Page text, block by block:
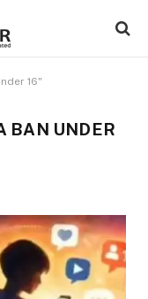
16"
BAN UNDER